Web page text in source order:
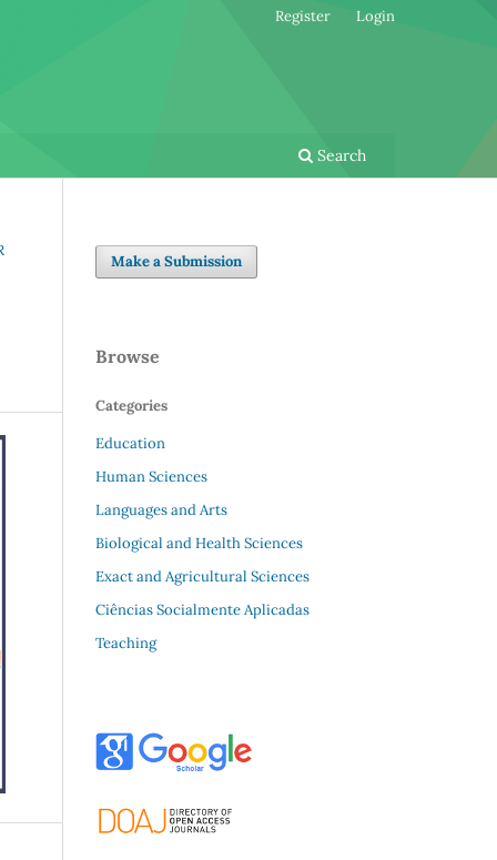
Search
Register Login
Make a Submission
Browse
Categories
Education
Human Sciences
Languages and Arts
Biological and Health Sciences
Exact and Agricultural Sciences
Ciências Socialmente Aplicadas
Teaching